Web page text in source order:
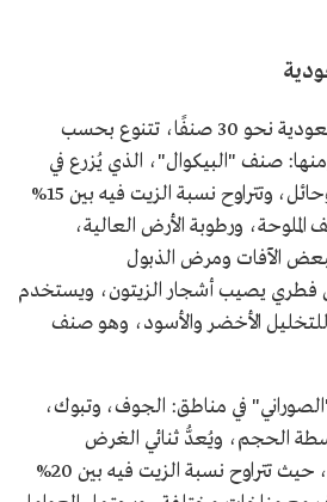
تضم مزارع الزيتون في السعودية نحو 30 صنفًا، تتنوع بحسب
صنف "البيكوال"، الذي يُزرع في
مناطق: الجوف، وتبوك، وحائل، وتتراوح نسبة الزيت فيه بين 15%
الملوحة، ورطوبة الأرض العالية،
الآفات ومرض الذبول
فطري يصيب أشجار الزيتون، ويستخدم
الأخضر والأسود، وهو صنف
في مناطق: الجوف، وتبوك،
الحجم، ويُعدُّ ثنائي الغرض
لاستخراج الزيت والتخليل، حيث تتراوح نسبة الزيت فيه بين 20%